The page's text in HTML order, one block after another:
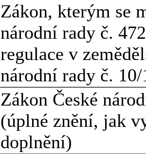
Zákon, kterým se
národní rady č.
regulace v
národní rady č. 10/
Zákon České
(úplné znění, jak
doplnění)